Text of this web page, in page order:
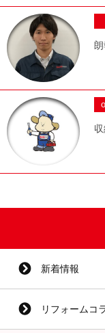
新着情報
リフォームコ